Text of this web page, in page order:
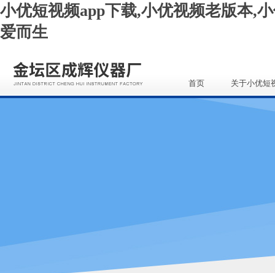
小优短视频app下载,小优视频老版本,
爱而生
首页 关于小优短